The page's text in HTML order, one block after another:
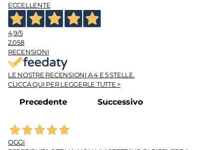
ECCELLENTE
4,9/5
2.058
RECENSIONI
LE NOSTRE RECENSIONI A 4 E 5 STELLE.
CLICCA QUI PER LEGGERLE TUTTE >
Precedente Successivo
OGGI